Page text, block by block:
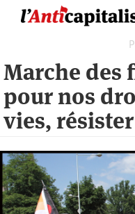
Marche des
pour nos
vies,